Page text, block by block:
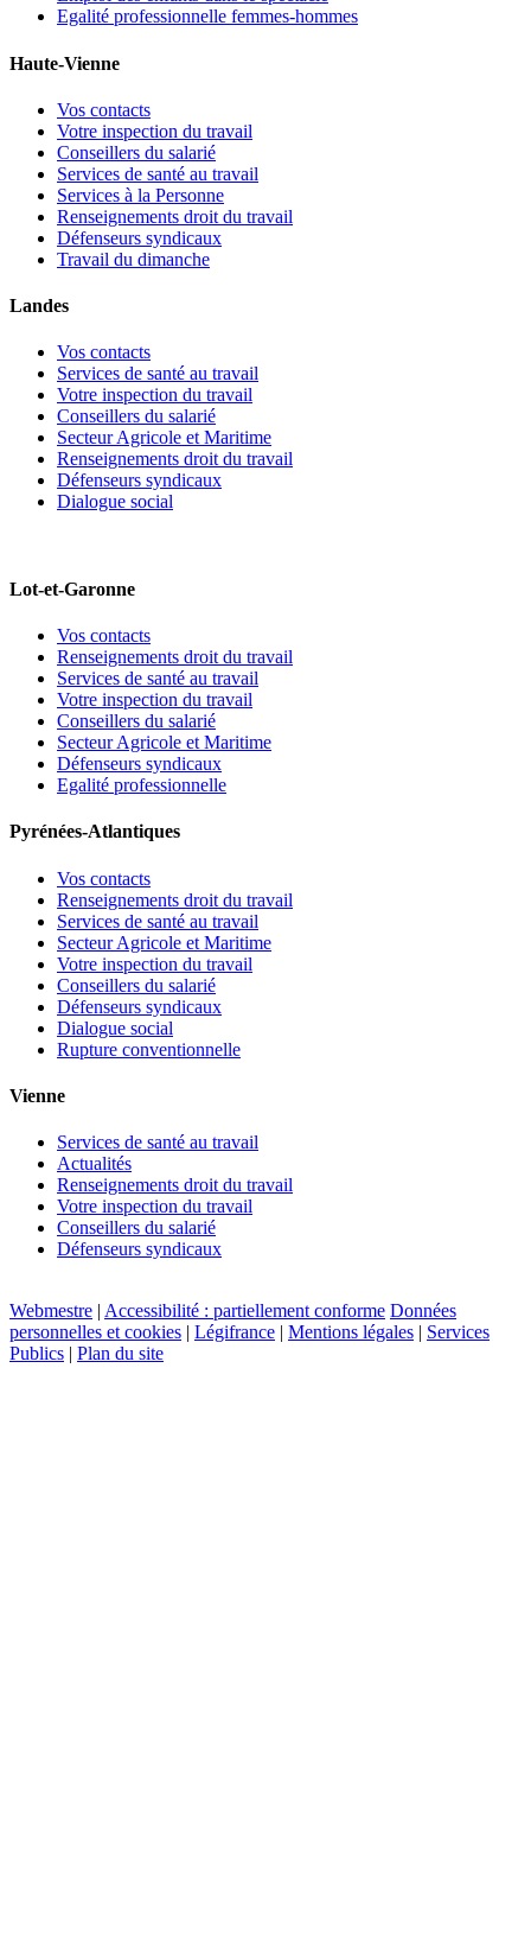
Egalité professionnelle femmes-hommes
Haute-Vienne
Vos contacts
Votre inspection du travail
Conseillers du salarié
Services de santé au travail
Services à la Personne
Renseignements droit du travail
Défenseurs syndicaux
Travail du dimanche
Landes
Vos contacts
Services de santé au travail
Votre inspection du travail
Conseillers du salarié
Secteur Agricole et Maritime
Renseignements droit du travail
Défenseurs syndicaux
Dialogue social
Lot-et-Garonne
Vos contacts
Renseignements droit du travail
Services de santé au travail
Votre inspection du travail
Conseillers du salarié
Secteur Agricole et Maritime
Défenseurs syndicaux
Egalité professionnelle
Pyrénées-Atlantiques
Vos contacts
Renseignements droit du travail
Services de santé au travail
Secteur Agricole et Maritime
Votre inspection du travail
Conseillers du salarié
Défenseurs syndicaux
Dialogue social
Rupture conventionnelle
Vienne
Services de santé au travail
Actualités
Renseignements droit du travail
Votre inspection du travail
Conseillers du salarié
Défenseurs syndicaux
Webmestre | Accessibilité : partiellement conforme Données
personnelles et cookies | Légifrance | Mentions légales | Services
Publics | Plan du site